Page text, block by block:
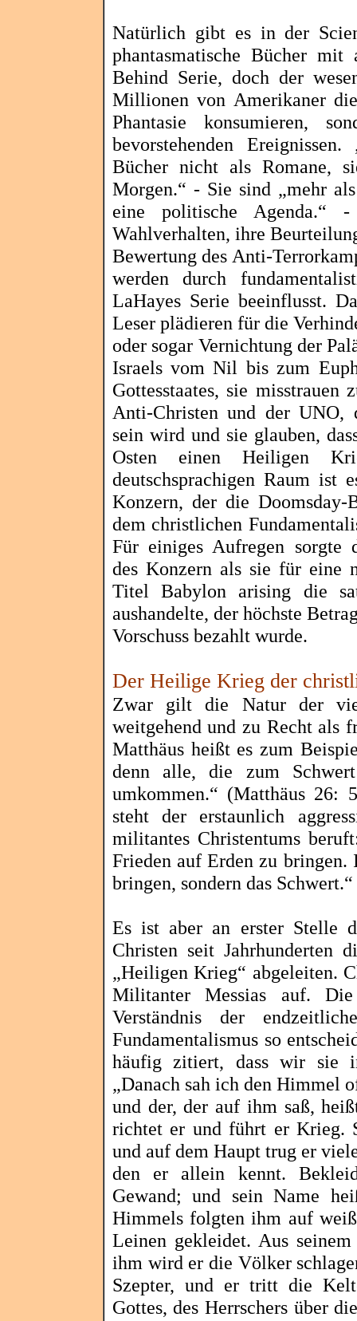
Natürlich gibt es in der
phantasmatische Bücher mit
Behind Serie, doch der
Millionen von Amerikaner
Phantasie konsumieren,
bevorstehenden
Bücher nicht als Romane,
Morgen.“ - Sie sind „mehr
eine politische Agenda.“
Wahlverhalten, ihre
Bewertung des Anti-
werden durch
LaHayesSerie beeinflusst.
Leser plädieren für die
oder sogar Vernichtung der
Israels vom Nil bis zum
Gottesstaates, sie
Anti-Christen und der UNO,
sein wird und sie glauben,
Osten einen Heiligen
deutschsprachigen Raum ist
Konzern, der die Doomsday-
dem christlichen
Für einiges Aufregen sorgte
des Konzern als sie für eine
Titel Babylonarising die
aushandelte, der höchste
Vorschuss bezahlt wurde.
Der Heilige Krieg der
Zwar gilt die Natur der
weitgehend und zu Recht als
Matthäus heißt es zum
denn alle, die zum
umkommen.“ (Matthäus 26:
steht der erstaunlich
militantes Christentums
Frieden auf Erden zu
bringen, sondern das
Es ist aber an erster Stelle
Christen seit Jahrhunderten
„Heiligen Krieg“ abgeleiten.
Militanter Messias auf.
Verständnis der
Fundamentalismus so
häufig zitiert, dass wir sie
„Danach sah ich den Himmel
und der, der auf ihm saß,
richtet er und führt er Krieg.
und auf dem Haupt trug er
den er allein kennt.
Gewand; und sein Name
Himmels folgten ihm auf
Leinen gekleidet. Aus
ihm wird er die Völker
Szepter, und er tritt die
Gottes, des Herrschers über